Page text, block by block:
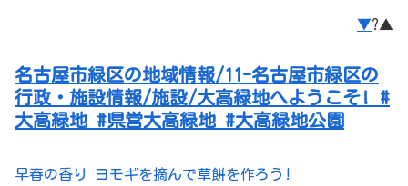
▼?▲
名古屋市緑区の地域情報/11-名古屋市緑区の
行政・施設情報/施設/大高緑地へようこそ! #
大高緑地 #県営大高緑地 #大高緑地公園
早春の香り ヨモギを摘んで草餅を作ろう!